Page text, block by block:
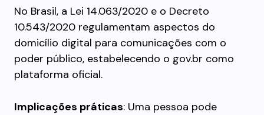
No Brasil, a Lei 14.063/2020 e o Decreto
10.543/2020 regulamentam aspectos do
domicílio digital para comunicações com o
poder público, estabelecendo o gov.br como
plataforma oficial.
Implicações práticas: Uma pessoa pode